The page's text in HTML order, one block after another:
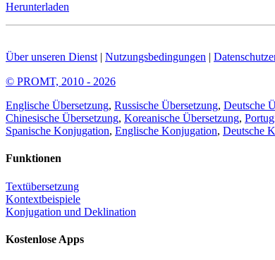
Herunterladen
Über unseren Dienst | Nutzungsbedingungen |
© PROMT, 2010 - 2026
Englische Übersetzung, Russische Übersetzung, Deutsche
Chinesische Übersetzung, Koreanische Übersetzung,
Spanische Konjugation, Englische Konjugation, Deutsche
Funktionen
Textübersetzung
Kontextbeispiele
Konjugation und Deklination
Kostenlose Apps